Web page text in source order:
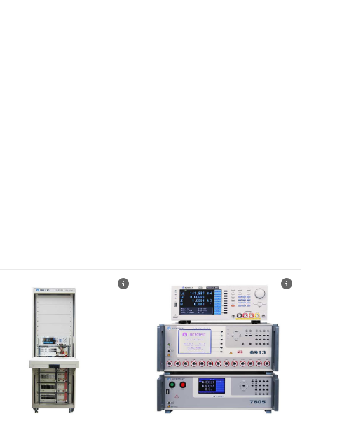
Akım ve frekans grafik
tarama analizi
Frekans yanıtı 100Hz-
10MHz
DC Bias Akımı Max.320A
DCR Ölçüm fonksiyonu
Özellikler
Hipot/Kaçak Akım
Yalıtım direnci
Sargı Katmanı kısa Testi
Direksiyon testi
Endüktans Testi